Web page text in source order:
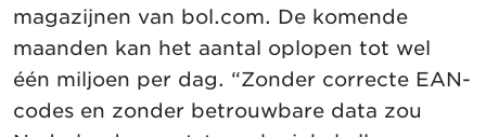
magazijnen van bol.com. De komende
maanden kan het aantal oplopen tot wel
één miljoen per dag. “Zonder correcte EAN-
codes en zonder betrouwbare data zou